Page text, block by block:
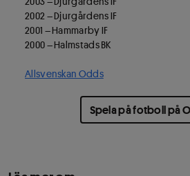
2002 – Djurgårdens IF
2001 – Hammarby IF
2000 – Halmstads BK
Allsvenskan Odds
Spela på fotboll på